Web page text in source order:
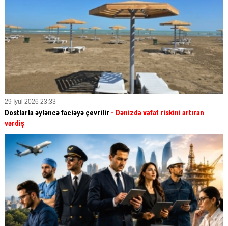
29 İyul 2026 23:33
Dostlarla əyləncə faciəyə çevrilir - Dənizdə vəfat riskini artıran
vərdiş